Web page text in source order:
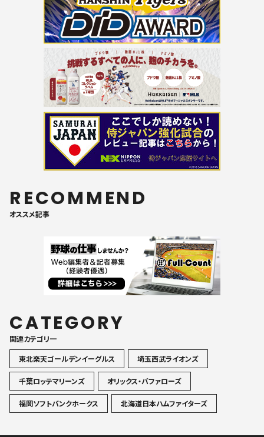
RECOMMEND
オススメ記事
CATEGORY
関連カテゴリ一
東北楽天ゴールデンイーグルス
埼玉西武ライオンズ
千葉ロッテマリーンズ オリックス・バファローズ
福岡ソフトバンクホークス 北海道日本ハムファイターズ